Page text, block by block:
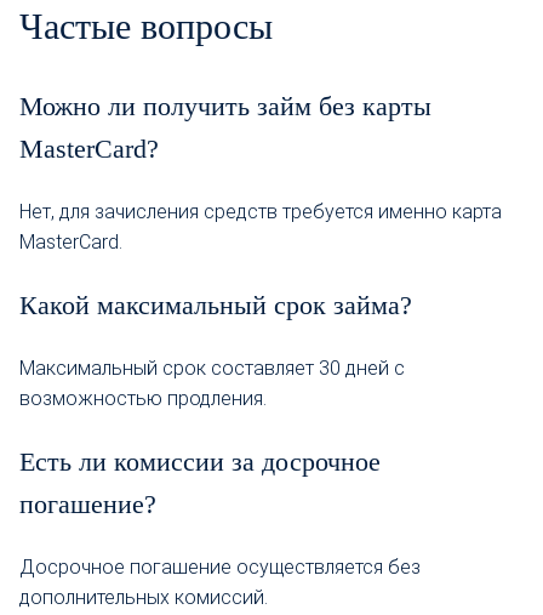
Частые вопросы
Можно ли получить займ без карты
MasterCard?
Нет, для зачисления средств требуется именно карта
MasterCard.
Какой максимальный срок займа?
Максимальный срок составляет 30 дней с
возможностью продления.
Есть ли комиссии за досрочное
погашение?
Досрочное погашение осуществляется без
дополнительных комиссий.